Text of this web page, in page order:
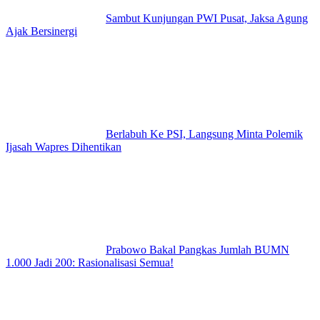
Sambut Kunjungan PWI Pusat, Jaksa Agung
Ajak Bersinergi
Berlabuh Ke PSI, Langsung Minta Polemik
Ijasah Wapres Dihentikan
Prabowo Bakal Pangkas Jumlah BUMN
1.000 Jadi 200: Rasionalisasi Semua!